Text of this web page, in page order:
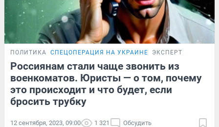
ПОЛИТИКА СПЕЦОПЕРАЦИЯ НА УКРАИНЕ ЭКСПЕРТ
Россиянам стали чаще звонить из
военкоматов. Юристы — о том, почему
это происходит и что будет, если
бросить трубку
12 сентября, 2023, 09:00 1 321 Обсудить